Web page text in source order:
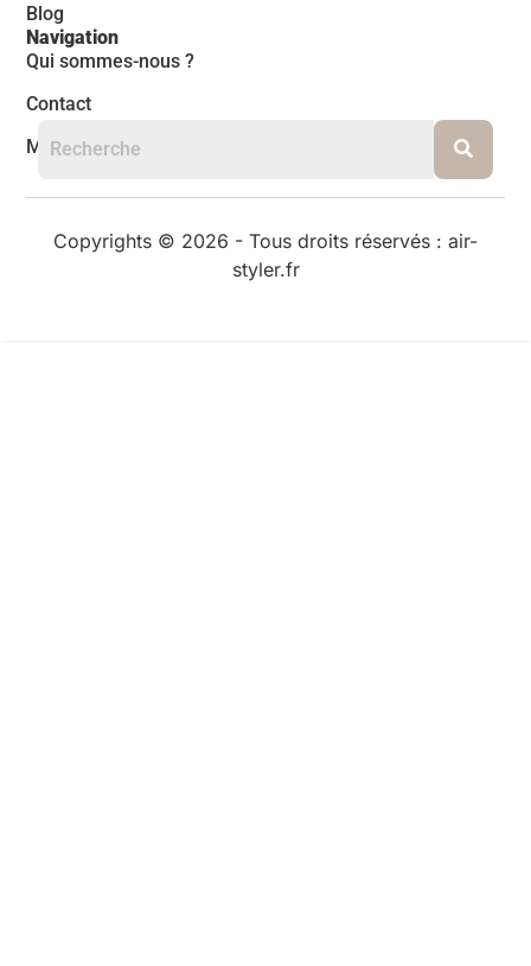
Blog
Navigation
Qui sommes-nous ?
Contact
Mentions légales
Copyrights © 2026 - Tous droits réservés : air-
styler.fr